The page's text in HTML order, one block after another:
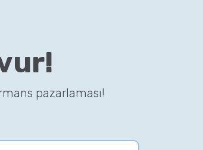
pazarlaması!